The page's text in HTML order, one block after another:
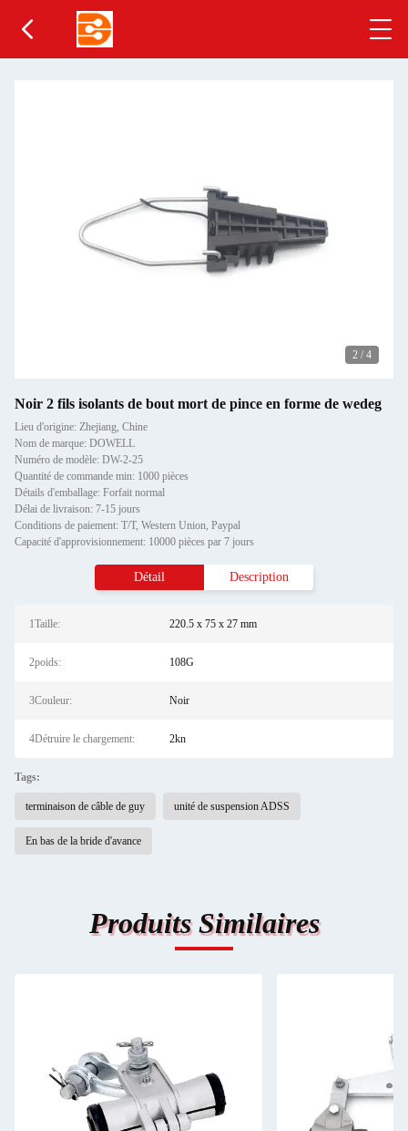
2 / 4
Noir 2 fils isolants de bout mort de pince en forme de wedeg
Lieu d'origine: Zhejiang, Chine
Nom de marque: DOWELL
Numéro de modèle: DW-2-25
Quantité de commande min: 1000 pièces
Détails d'emballage: Forfait normal
Délai de livraison: 7-15 jours
Conditions de paiement: T/T, Western Union, Paypal
Capacité d'approvisionnement: 10000 pièces par 7 jours
Détail Description
1Taille: 220.5 x 75 x 27 mm
2poids: 108G
3Couleur: Noir
4Détruire le chargement: 2kn
Tags:
terminaison de câble de guy unité de suspension ADSS
En bas de la bride d'avance
Produits Similaires